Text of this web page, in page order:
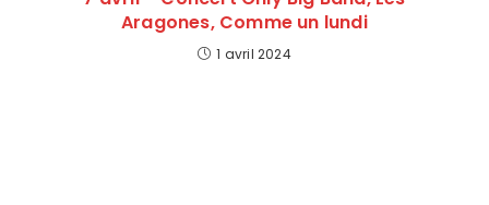
Aragones, Comme un lundi
1 avril 2024